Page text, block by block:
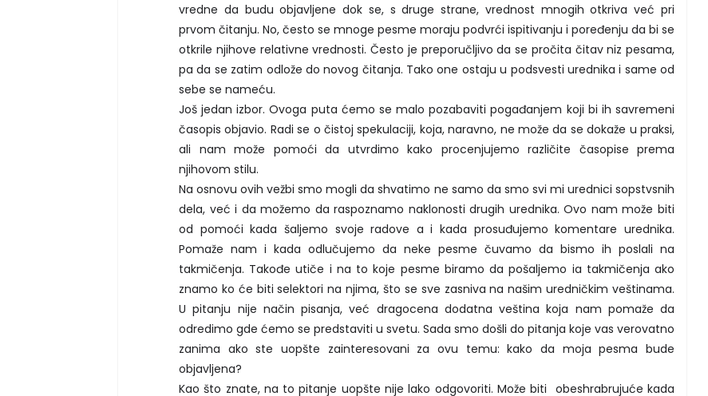
vredne da budu objavljene dok se, s druge strane, vrednost mnogih otkriva već pri
prvom čitanju. No, često se mnoge pesme moraju podvrći ispitivanju i poređenju da bi se
otkrile njihove relativne vrednosti. Često je preporučljivo da se pročita čitav niz pesama,
pa da se zatim odlože do novog čitanja. Tako one ostaju u podsvesti urednika i same od
sebe se nameću.
Još jedan izbor. Ovoga puta ćemo se malo pozabaviti pogađanjem koji bi ih savremeni
časopis objavio. Radi se o čistoj spekulaciji, koja, naravno, ne može da se dokaže u praksi,
ali nam može pomoći da utvrdimo kako procenjujemo različite časopise prema
njihovom stilu.
Na osnovu ovih vežbi smo mogli da shvatimo ne samo da smo svi mi urednici sopstvsnih
dela, već i da možemo da raspoznamo naklonosti drugih urednika. Ovo nam može biti
od pomoći kada šaljemo svoje radove a i kada prosuđujemo komentare urednika.
Pomaže nam i kada odlučujemo da neke pesme čuvamo da bismo ih poslali na
takmičenja. Takođe utiče i na to koje pesme biramo da pošaljemo ia takmičenja ako
znamo ko će biti selektori na njima, što se sve zasniva na našim uredničkim veštinama.
U pitanju nije način pisanja, već dragocena dodatna veština koja nam pomaže da
odredimo gde ćemo se predstaviti u svetu. Sada smo došli do pitanja koje vas verovatno
zanima ako ste uopšte zainteresovani za ovu temu: kako da moja pesma bude
objavljena?
Kao što znate, na to pitanje uopšte nije lako odgovoriti. Može biti obeshrabrujuće kada